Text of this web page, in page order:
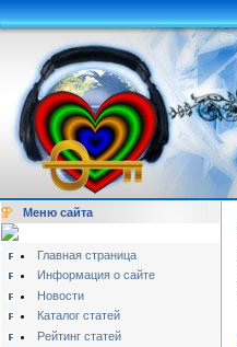
Меню сайта
Главная страница
Информация о сайте
Новости
Каталог статей
Рейтинг статей